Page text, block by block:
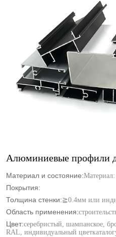
Алюминиевые профили
Материал и состояние:
Покрытия:
Толщина стенки:≧0.4мм или
Область применения:
Цвет:серебристый, шампанское,
RAL, индивидуальный